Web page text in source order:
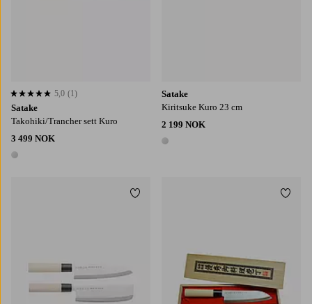
Satake
Takohiki/Trancher sett Kuro
3 499 NOK
1 farge
5,0 basert på 1 karaktergivninger
5,0 (1)
Satake
Kiritsuke Kuro 23 cm
2 199 NOK
1 farge
Legg til favoritter